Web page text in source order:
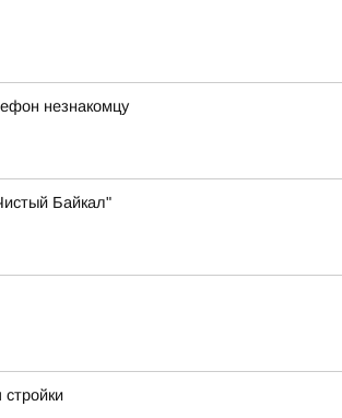
незнакомцу
Байкал"